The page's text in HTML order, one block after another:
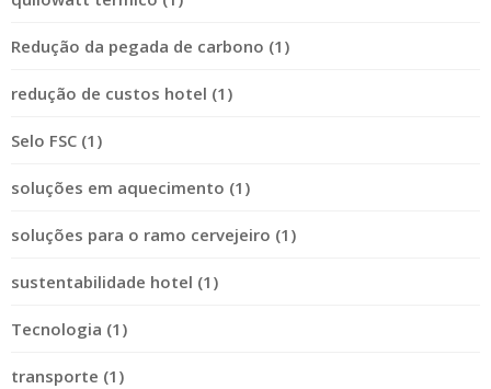
Redução da pegada de carbono (1)
redução de custos hotel (1)
Selo FSC (1)
soluções em aquecimento (1)
soluções para o ramo cervejeiro (1)
sustentabilidade hotel (1)
Tecnologia (1)
transporte (1)